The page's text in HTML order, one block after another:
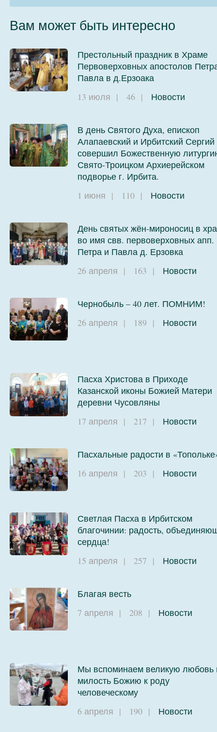
Вам может быть интересно
Престольный праздник в Храме
Первоверховных апостолов
Павла в д.Ерзоака
13 июля | 46 | Новости
В день Святого Духа, епископ
Алапаевский и Ирбитский Сергий
совершил Божественную
Свято-Троицком Архиерейском
подворье г. Ирбита.
1 июня | 110 | Новости
День святых жён-мироносиц в
во имя свв. первоверховных апп.
Петра и Павла д. Ерзовка
26 апреля | 163 | Новости
Чернобыль – 40 лет. ПОМНИМ!
26 апреля | 189 | Новости
Пасха Христова в Приходе
Казанской иконы Божией Матери
деревни Чусовляны
17 апреля | 217 | Новости
Пасхальные радости в
16 апреля | 203 | Новости
Светлая Пасха в Ирбитском
благочинии: радость,
сердца!
15 апреля | 257 | Новости
Благая весть
7 апреля | 208 | Новости
Мы вспоминаем великую любовь
милость Божию к роду
человеческому
6 апреля | 190 | Новости